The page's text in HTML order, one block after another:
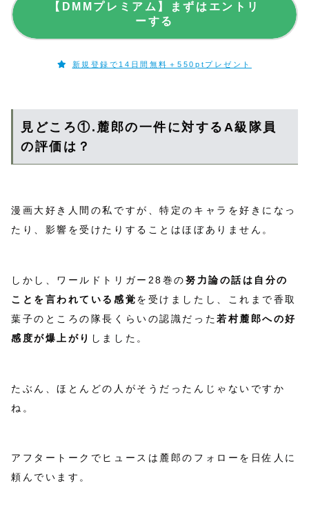
【DMMプレミアム】まずはエントリ
ーする
新規登録で14日間無料＋550ptプレゼント
見どころ①.麓郎の一件に対するA級隊員
の評価は？
漫画大好き人間の私ですが、特定のキャラを好きになっ
たり、影響を受けたりすることはほぼありません。
しかし、ワールドトリガー28巻の努力論の話は自分の
ことを言われている感覚を受けましたし、これまで香取
葉子のところの隊長くらいの認識だった若村麓郎への好
感度が爆上がり しました。
たぶん、ほとんどの人がそうだったんじゃないですか
ね。
アフタートークでヒュースは麓郎のフォローを日佐人に
頼んでいます。